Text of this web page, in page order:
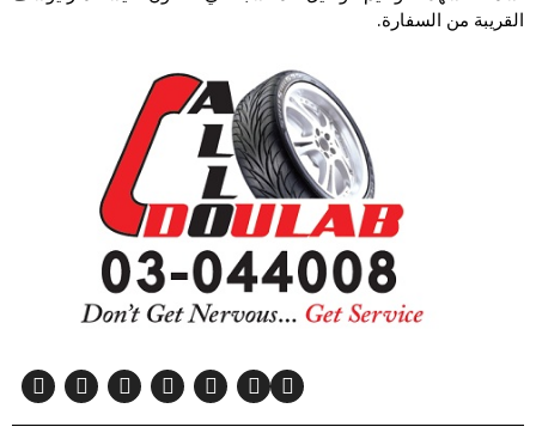
القريبة من السفارة.